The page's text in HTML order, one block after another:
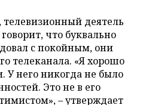
деятель
что буквально
с покойным, они
телеканала. «Я хорошо
него никогда не было
Это не в его
–утверждает